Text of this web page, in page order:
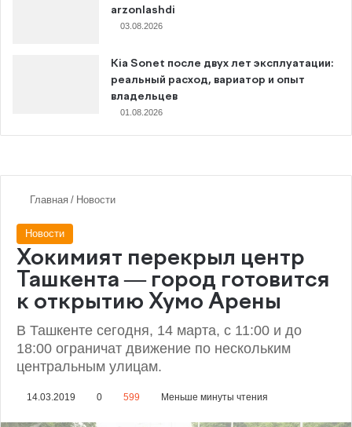
arzonlashdi
03.08.2026
Kia Sonet после двух лет эксплуатации:
реальный расход, вариатор и опыт
владельцев
01.08.2026